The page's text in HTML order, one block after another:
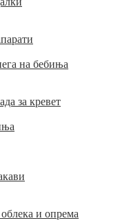
на бебиња
за кревет
и опрема